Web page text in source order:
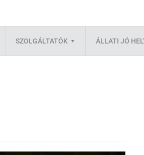
SZOLGÁLTATÓK ÁLLATI JÓ